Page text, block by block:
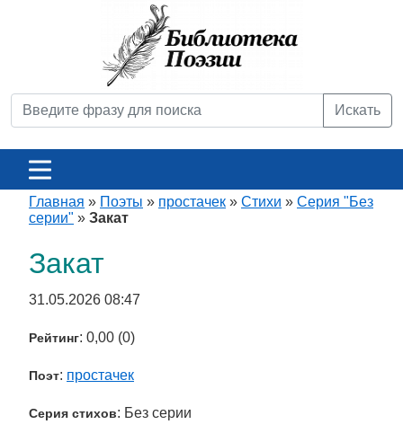
Искать
Главная » Поэты » простачек » Стихи » Серия "Без
серии" » Закат
Закат
31.05.2026 08:47
Рейтинг: 0,00 (0)
Поэт: простачек
Серия стихов: Без серии